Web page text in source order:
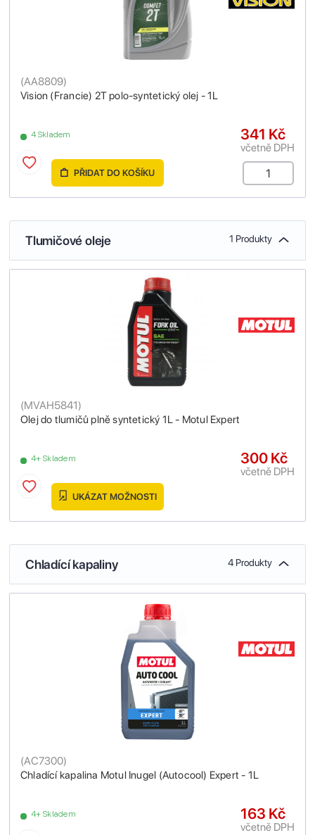
Vision (Francie) 2T polo-syntetický olej - 1L
(AA8809)
4 Skladem 341 Kč
včetně DPH
PŘIDAT DO KOŠÍKU
Tlumičové oleje 1 Produkty
Olej do tlumičů plně syntetický 1L - Motul Expert
(MVAH5841)
4+ Skladem 300 Kč
včetně DPH
UKÁZAT MOŽNOSTI
Chladící kapaliny 4 Produkty
Chladící kapalina Motul Inugel (Autocool) Expert - 1L
(AC7300)
4+ Skladem 163 Kč
včetně DPH